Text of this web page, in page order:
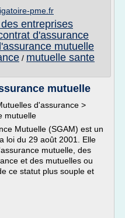
pme.fr
entreprises
d'assurance
mutuelle
/ mutuelle sante
mutuelle
d'assurance >
mutuelle
Mutuelle (SGAM) est un
loi du 29 août 2001. Elle
mutuelle, des
et des mutuelles ou
ce statut plus souple et